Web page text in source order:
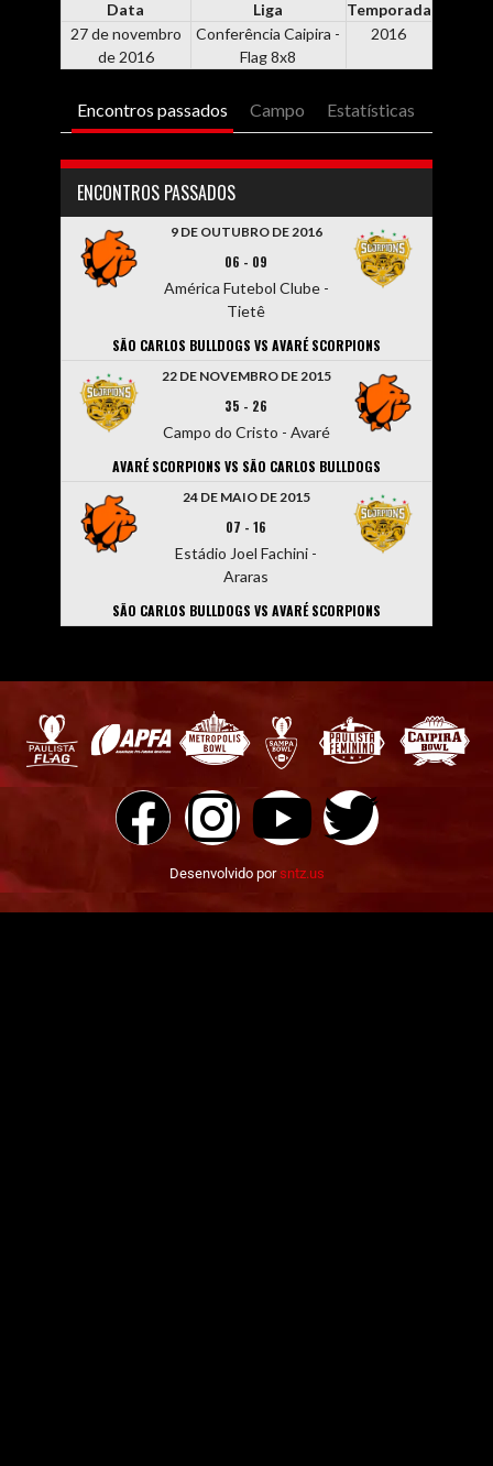
Data Liga
Temporada
27 de novembro
de 2016
Conferência Caipira -
Flag 8x8
2016
Encontros passados Campo Estatísticas
ENCONTROS PASSADOS
9 DE OUTUBRO DE 2016
06 - 09
América Futebol Clube -
Tietê
SÃO CARLOS BULLDOGS VS AVARÉ SCORPIONS
22 DE NOVEMBRO DE 2015
35 - 26
Campo do Cristo - Avaré
AVARÉ SCORPIONS VS SÃO CARLOS BULLDOGS
24 DE MAIO DE 2015
07 -16
Estádio Joel Fachini -
Araras
SÃO CARLOS BULLDOGS VS AVARÉ SCORPIONS
Desenvolvido porsntz.us